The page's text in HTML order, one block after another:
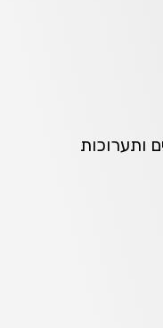
ותערוכות